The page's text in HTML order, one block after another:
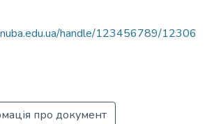
handle/123456789/12306
про документ